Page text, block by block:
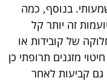
בנוסף, כמה
זה יותר קל
של קובידות או
מזגנים תרופתי כן
קביעות לאחר